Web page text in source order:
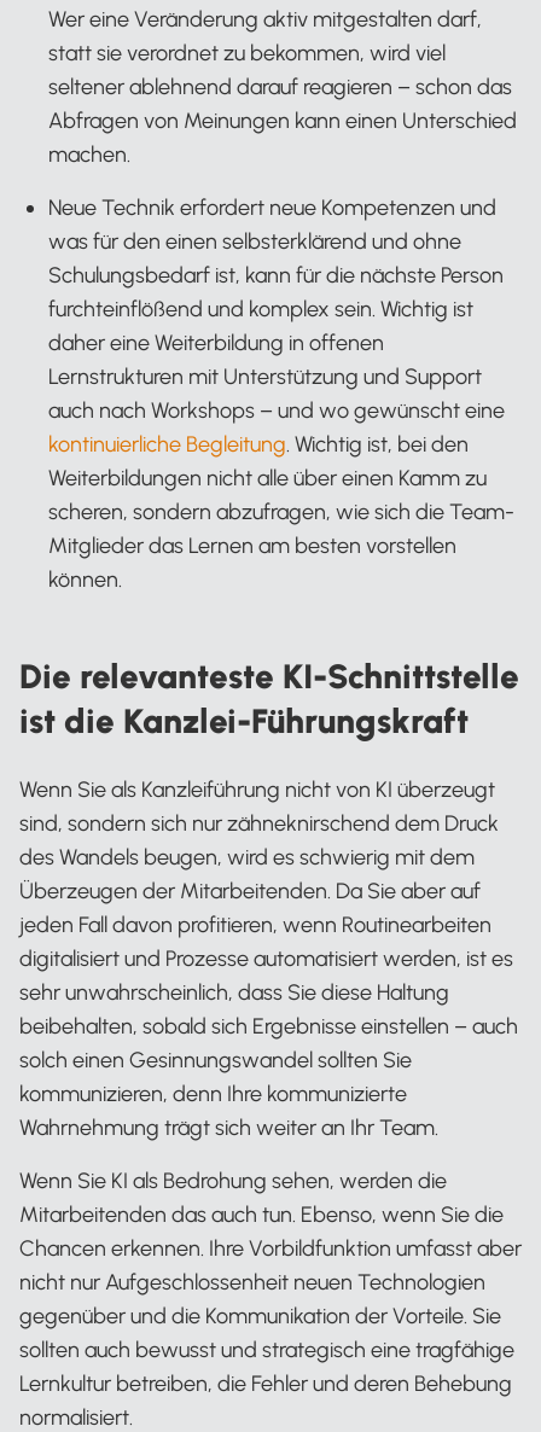
Wer eine Veränderung aktiv mitgestalten darf,
statt sie verordnet zu bekommen, wird viel
seltener ablehnend darauf reagieren – schon das
Abfragen von Meinungen kann einen Unterschied
machen.
Neue Technik erfordert neue Kompetenzen und
was für den einen selbsterklärend und ohne
Schulungsbedarf ist, kann für die nächste Person
furchteinflößend und komplex sein. Wichtig ist
daher eine Weiterbildung in offenen
Lernstrukturen mit Unterstützung und Support
auch nach Workshops – und wo gewünscht eine
kontinuierliche Begleitung. Wichtig ist, bei den
Weiterbildungen nicht alle über einen Kamm zu
scheren, sondern abzufragen, wie sich die Team-
Mitglieder das Lernen am besten vorstellen
können.
Die relevanteste KI-Schnittstelle
ist die Kanzlei-Führungskraft
Wenn Sie als Kanzleiführung nicht von KI überzeugt
sind, sondern sich nur zähneknirschend dem Druck
des Wandels beugen, wird es schwierig mit dem
Überzeugen der Mitarbeitenden. Da Sie aber auf
jeden Fall davon profitieren, wenn Routinearbeiten
digitalisiert und Prozesse automatisiert werden, ist es
sehr unwahrscheinlich, dass Sie diese Haltung
beibehalten, sobald sich Ergebnisse einstellen – auch
solch einen Gesinnungswandel sollten Sie
kommunizieren, denn Ihre kommunizierte
Wahrnehmung trägt sich weiter an Ihr Team.
Wenn Sie KI als Bedrohung sehen, werden die
Mitarbeitenden das auch tun. Ebenso, wenn Sie die
Chancen erkennen. Ihre Vorbildfunktion umfasst aber
nicht nur Aufgeschlossenheit neuen Technologien
gegenüber und die Kommunikation der Vorteile. Sie
sollten auch bewusst und strategisch eine tragfähige
Lernkultur betreiben, die Fehler und deren Behebung
normalisiert.